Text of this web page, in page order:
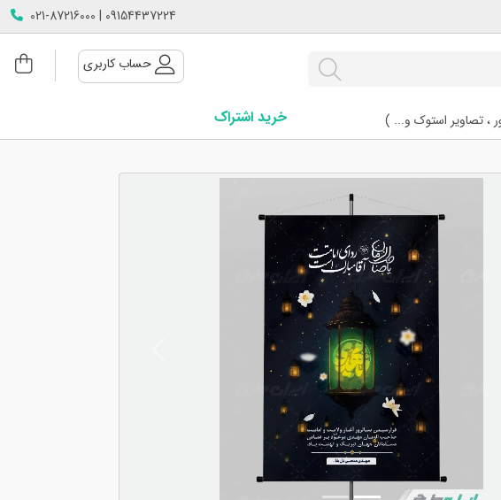
09154437224 | 021-87216000
حساب کاربری
، تصاویر استوک و... ) خرید اشتراک